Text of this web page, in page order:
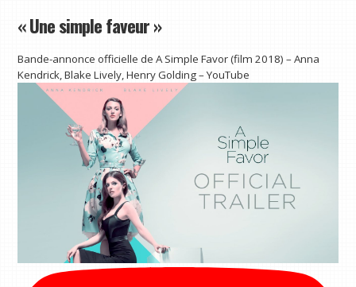
« Une simple faveur »
Bande-annonce officielle de A Simple Favor (film 2018) – Anna
Kendrick, Blake Lively, Henry Golding – YouTube